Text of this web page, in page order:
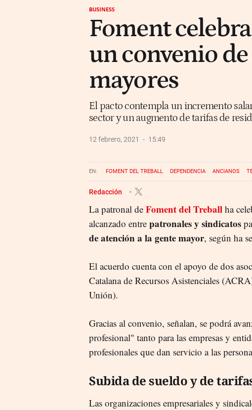
BUSINESS
Foment
un convenio
mayores
El pacto contempla un incremento
sector y un augmento de tarifas de
12 febrero, 2021 15:49
FOMENT DEL TREBALL DEPENDENCIA ANCIANOS
Redacción
La patronal de Foment del Treball ha
alcanzado entre patronales y sindicatos
de atención a la gente mayor, según ha
El acuerdo cuenta con el apoyo de dos
Catalana de Recursos Asistenciales
Unión).
Gracias al convenio, señalan, se podrá
profesional" tanto para las empresas y
profesionales que dan servicio a las
Subida de sueldo y de
Las organizaciones empresariales y